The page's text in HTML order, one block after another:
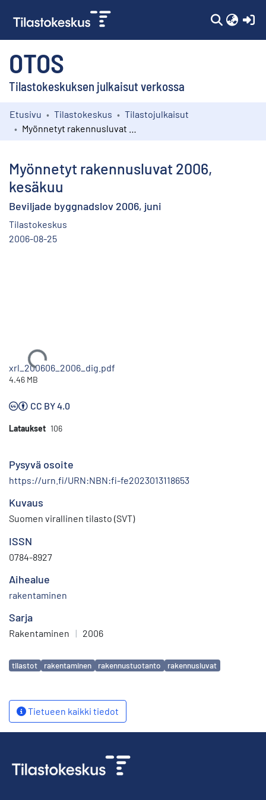
OTOS
Tilastokeskuksen julkaisut verkossa
Kokoelmat
Etusivu Tilastokeskus
Tilastojulkaisut
Myönnetyt rakennusluvat 2006,
kesäkuu
Beviljade byggnadslov 2006, juni
Tilastokeskus
2006-08-25
Ladataan...
xrl_200606_2006_dig.pdf
4.46 MB
CC BY 4.0
Lataukset 106
Pysyvä osoite
https://urn.fi/URN:NBN:fi-fe2023013118653
Kuvaus
Suomen virallinen tilasto (SVT)
ISSN
0784-8927
Aihealue
rakentaminen
Sarja
Rakentaminen | 2006
Avainsanat
tilastot rakentaminen rakennustuotanto rakennusluvat
Tietueen kaikki tiedot